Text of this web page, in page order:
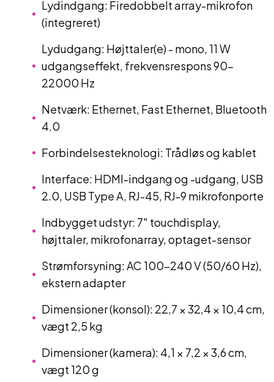
Lydindgang: Firedobbelt array-mikrofon
(integreret)
Lydudgang: Højttaler(e) - mono, 11 W
udgangseffekt, frekvensrespons 90–
22000 Hz
Netværk: Ethernet, Fast Ethernet, Bluetooth
4.0
Forbindelsesteknologi: Trådløs og kablet
Interface: HDMI-indgang og -udgang, USB
2.0, USB Type A, RJ-45, RJ-9 mikrofonporte
Indbygget udstyr: 7" touchdisplay,
højttaler, mikrofonarray, optaget-sensor
Strømforsyning: AC 100–240 V (50/60 Hz),
ekstern adapter
Dimensioner (konsol): 22,7 × 32,4 × 10,4 cm,
vægt 2,5 kg
Dimensioner (kamera): 4,1 × 7,2 × 3,6 cm,
vægt 120 g